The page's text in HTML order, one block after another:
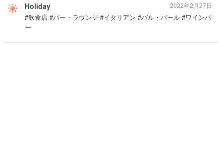
Holiday
#飲食店 #バー・ラウンジ #イタリアン #バル・バール #ワインバ
ー
2022年2月27日